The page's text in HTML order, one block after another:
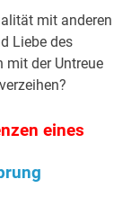
mit anderen
Liebe des
mit der Untreue
eines